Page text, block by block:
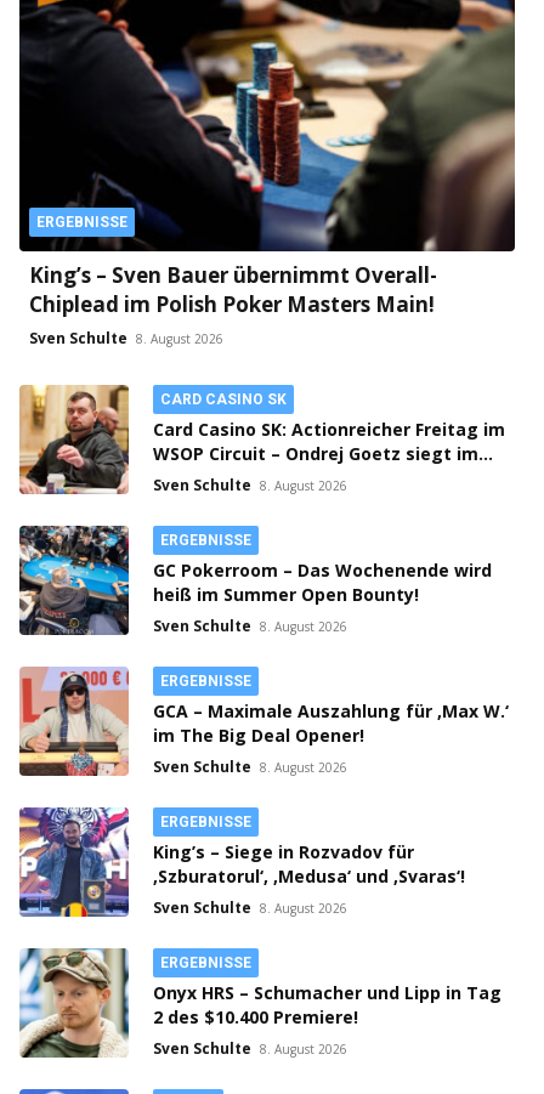
ERGEBNISSE
King’s – Sven Bauer übernimmt Overall-
Chiplead im Polish Poker Masters Main!
Sven Schulte 8. August 2026
CARD CASINO SK
Card Casino SK: Actionreicher Freitag im
WSOP Circuit – Ondrej Goetz siegt im
PLO!
Sven Schulte 8. August 2026
ERGEBNISSE
GC Pokerroom – Das Wochenende wird
heiß im Summer Open Bounty!
Sven Schulte 8. August 2026
ERGEBNISSE
GCA – Maximale Auszahlung für ‚Max W.‘
im The Big Deal Opener!
Sven Schulte 8. August 2026
ERGEBNISSE
King’s – Siege in Rozvadov für
‚Szburatorul‘, ‚Medusa‘ und ‚Svaras‘!
Sven Schulte 8. August 2026
ERGEBNISSE
Onyx HRS – Schumacher und Lipp in Tag
2 des $10.400 Premiere!
Sven Schulte 8. August 2026